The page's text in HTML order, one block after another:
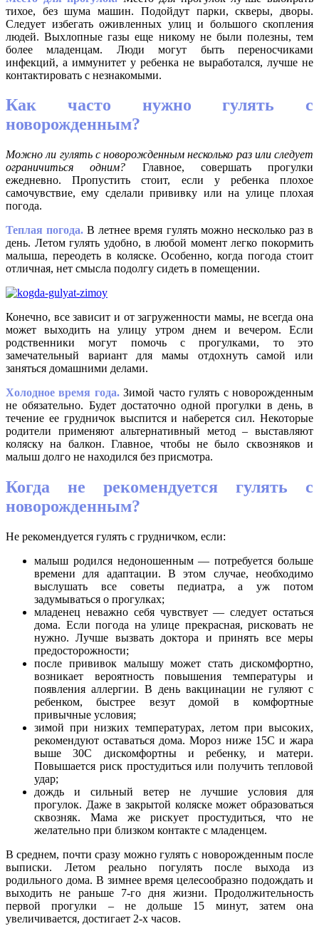
тихое, без шума машин. Подойдут парки, скверы, дворы.
Следует избегать оживленных улиц и большого скопления
людей. Выхлопные газы еще никому не были полезны, тем
более младенцам. Люди могут быть переносчиками
инфекций, а иммунитет у ребенка не выработался, лучше не
контактировать с незнакомыми.
Как часто нужно гулять с
новорожденным?
Можно ли гулять с новорожденным несколько раз или следует
ограничиться одним? Главное, совершать прогулки
ежедневно. Пропустить стоит, если у ребенка плохое
самочувствие, ему сделали прививку или на улице плохая
погода.
Теплая погода. В летнее время гулять можно несколько раз в
день. Летом гулять удобно, в любой момент легко покормить
малыша, переодеть в коляске. Особенно, когда погода стоит
отличная, нет смысла подолгу сидеть в помещении.
Конечно, все зависит и от загруженности мамы, не всегда она
может выходить на улицу утром днем и вечером. Если
родственники могут помочь с прогулками, то это
замечательный вариант для мамы отдохнуть самой или
заняться домашними делами.
Холодное время года.Зимой часто гулять с новорожденным
не обязательно. Будет достаточно одной прогулки в день, в
течение ее грудничок выспится и наберется сил. Некоторые
родители применяют альтернативный метод – выставляют
коляску на балкон. Главное, чтобы не было сквозняков и
малыш долго не находился без присмотра.
Когда не рекомендуется гулять с
новорожденным?
Не рекомендуется гулять с грудничком, если:
малыш родился недоношенным — потребуется больше
времени для адаптации. В этом случае, необходимо
выслушать все советы педиатра, а уж потом
задумываться о прогулках;
младенец неважно себя чувствует — следует остаться
дома. Если погода на улице прекрасная, рисковать не
нужно. Лучше вызвать доктора и принять все меры
предосторожности;
после прививок малышу может стать дискомфортно,
возникает вероятность повышения температуры и
появления аллергии. В день вакцинации не гуляют с
ребенком, быстрее везут домой в комфортные
привычные условия;
зимой при низких температурах, летом при высоких,
рекомендуют оставаться дома. Мороз ниже 15С и жара
выше 30С дискомфортны и ребенку, и матери.
Повышается риск простудиться или получить тепловой
удар;
дождь и сильный ветер не лучшие условия для
прогулок. Даже в закрытой коляске может образоваться
сквозняк. Мама же рискует простудиться, что не
желательно при близком контакте с младенцем.
В среднем, почти сразу можно гулять с новорожденным после
выписки. Летом реально погулять после выхода из
родильного дома. В зимнее время целесообразно подождать и
выходить не раньше 7-го дня жизни. Продолжительность
первой прогулки – не дольше 15 минут, затем она
увеличивается, достигает 2-х часов.